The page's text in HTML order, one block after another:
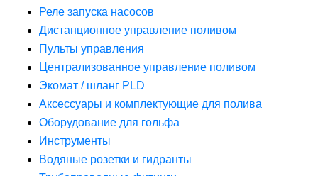
Реле запуска насосов
Дистанционное управление поливом
Пульты управления
Централизованное управление поливом
Экомат / шланг PLD
Аксессуары и комплектующие для полива
Оборудование для гольфа
Инструменты
Водяные розетки и гидранты